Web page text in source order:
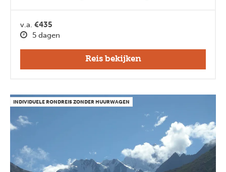
v.a. €435
5 dagen
Reis bekijken
INDIVIDUELE RONDREIS ZONDER HUURWAGEN